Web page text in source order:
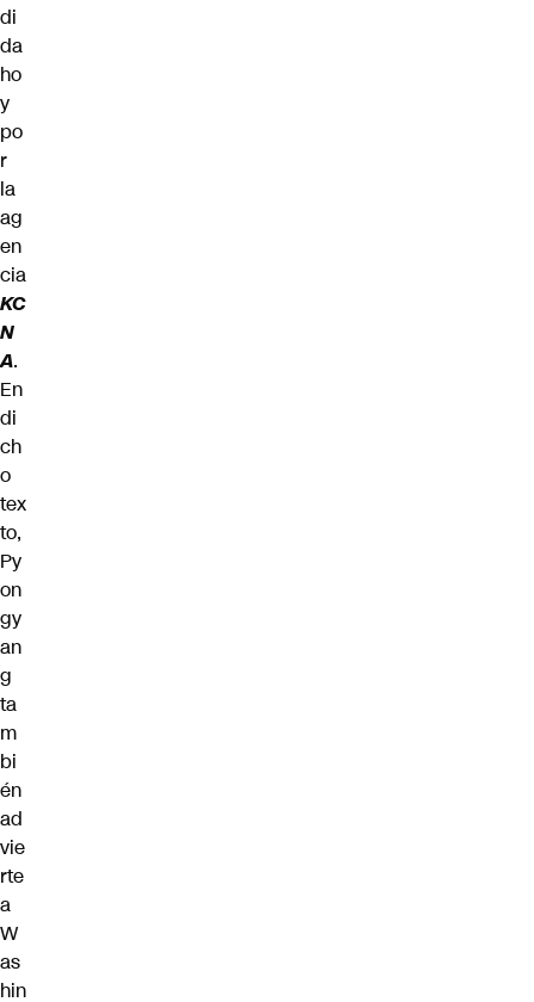
di
da
ho
y
po
r
la
ag
en
cia
KC
N
A.
En
di
ch
o
tex
to,
Py
on
gy
an
g
ta
m
bi
én
ad
vie
rte
a
W
as
hin